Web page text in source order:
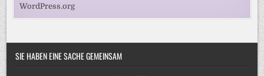
WordPress.org
SIE HABEN EINE SACHE GEMEINSAM